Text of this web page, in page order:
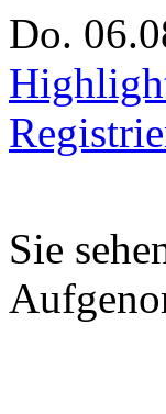
Do.
Sie